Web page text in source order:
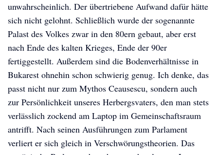
unwahrscheinlich. Der übertriebene Aufwand dafür hätte
sich nicht gelohnt. Schließlich wurde der sogenannte
Palast des Volkes zwar in den 80ern gebaut, aber erst
nach Ende des kalten Krieges, Ende der 90er
fertiggestellt. Außerdem sind die Bodenverhältnisse in
Bukarest ohnehin schon schwierig genug. Ich denke, das
passt nicht nur zum Mythos Ceausescu, sondern auch
zur Persönlichkeit unseres Herbergsvaters, den man stets
verlässlich zockend am Laptop im Gemeinschaftsraum
antrifft. Nach seinen Ausführungen zum Parlament
verliert er sich gleich in Verschwörungstheorien. Das